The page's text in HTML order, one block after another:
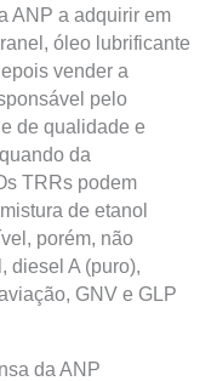
ANP a adquirir em
óleo lubrificante
vender a
pelo
de qualidade e
da
TRRs podem
de etanol
porém, não
diesel A (puro),
GNV e GLP
da ANP